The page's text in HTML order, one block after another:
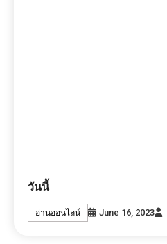
วันนี้
อ่านออนไลน์ June 16, 2023